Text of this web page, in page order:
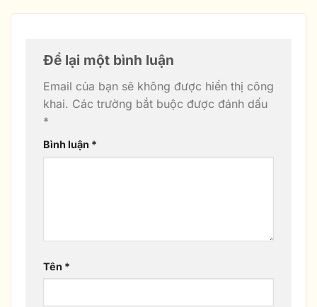
Để lại một bình luận
Email của bạn sẽ không được hiển thị công
khai. Các trường bắt buộc được đánh dấu
*
Bình luận *
Tên *